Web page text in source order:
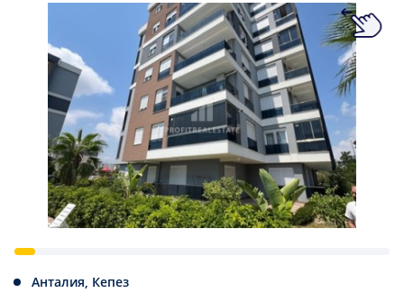
Анталия, Кепез